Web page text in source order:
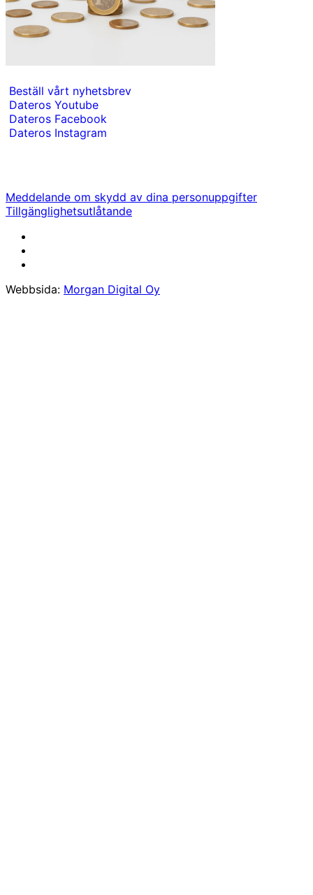
Beställ vårt nyhetsbrev
Dateros Youtube
Dateros Facebook
Dateros Instagram
Meddelande om skydd av dina personuppgifter
Tillgänglighetsutlåtande
Webbsida: Morgan Digital Oy